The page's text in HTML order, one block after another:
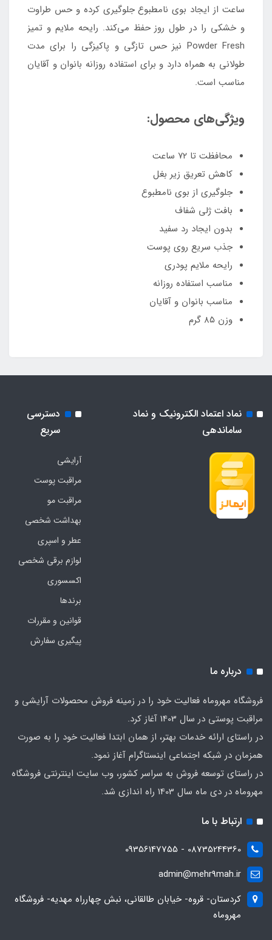
ساعت از ایجاد بوی نامطبوع جلوگیری کرده و حس طراوت
و خشکی را در طول روز حفظ می‌کند. رایحه ملایم و تمیز
Powder Fresh نیز حس تازگی و پاکیزگی را برای مدت
طولانی به همراه دارد و برای استفاده روزانه بانوان و آقایان
مناسب است.
ویژگی‌های محصول:
محافظت تا ۷۲ ساعت
کاهش تعریق زیر بغل
جلوگیری از بوی نامطبوع
بافت ژلی شفاف
بدون ایجاد رد سفید
جذب سریع روی پوست
رایحه ملایم پودری
مناسب استفاده روزانه
مناسب بانوان و آقایان
وزن ۸۵ گرم
نماد اعتماد الکترونیک و نماد
ساماندهی
دسترسی
سریع
آرایشی
مراقبت پوست
مراقبت مو
بهداشت شخصی
عطر و اسپری
لوازم برقی شخصی
اکسسوری
برندها
قوانین و مقررات
پیگیری سفارش
درباره ما
فروشگاه مهروماه فعالیت خود را در زمینه فروش محصولات آرایشی و
مراقبت پوستی در سال 1403 آغاز کرد.
در راستای ارائه خدمات بهتر، از همان ابتدا فعالیت خود را به صورت
همزمان در شبکه اجتماعی اینستاگرام آغاز نمود.
در راستای توسعه فروش به سراسر کشور، وب سایت اینترنتی فروشگاه
مهروماه در دی ماه سال 1403 راه اندازی شد.
ارتباط با ما
08735244360 - 09356147755
admin@mehr9mah.ir
کردستان- قروه- خیابان طالقانی، نبش چهارراه مهدیه- فروشگاه
مهروماه